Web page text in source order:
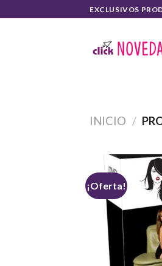
to
EXCLUSIVOS
INICIO /
¡Oferta!